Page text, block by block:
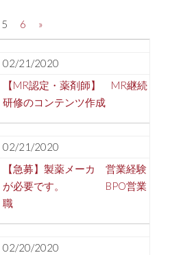
5 6 »
02/21/2020
【MR認定・薬剤師】 MR継続
研修のコンテンツ作成
02/21/2020
【急募】製薬メーカ 営業経験
が必要です。 BPO営業
職
02/20/2020